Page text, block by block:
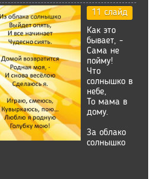
11 слайд
Как это
бывает, -
Сама не
пойму!
Что
солнышко в
небе,
То мама в
дому.
За облако
солнышко